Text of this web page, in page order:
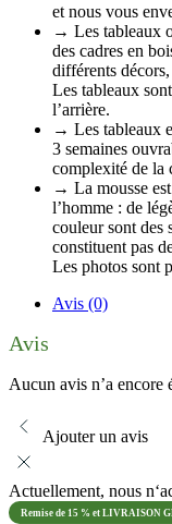
et nous vous
→ Les tableaux
des cadres en
différents
Les tableaux
l’arrière.
→ Les tableaux
3 semaines
complexité de la
→ La mousse
l’homme : de
couleur sont des
constituent pas
Les photos sont
Avis (0)
Avis
Aucun avis n’a encore
Ajouter un avis
Actuellement, nous
Remise de 15 % et LIVRAISON